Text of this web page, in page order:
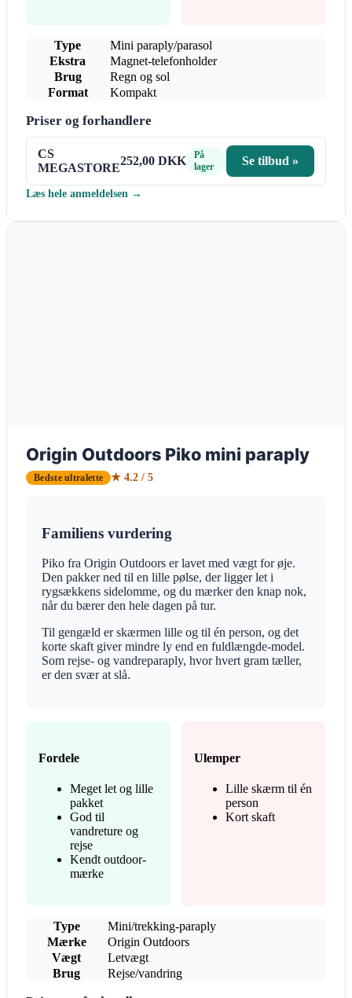
Type
Mini paraply/parasol
Ekstra
Magnet-telefonholder
Brug
Regn og sol
Format
Kompakt
Priser og forhandlere
CS
MEGASTORE
252,00 DKK
På
lager
Se tilbud »
Læs hele anmeldelsen →
Origin Outdoors Piko mini paraply
Bedste ultralette ★ 4.2 / 5
Familiens vurdering
Piko fra Origin Outdoors er lavet med vægt for øje.
Den pakker ned til en lille pølse, der ligger let i
rygsækkens sidelomme, og du mærker den knap nok,
når du bærer den hele dagen på tur.
Til gengæld er skærmen lille og til én person, og det
korte skaft giver mindre ly end en fuldlængde-model.
Som rejse- og vandreparaply, hvor hvert gram tæller,
er den svær at slå.
Fordele
Meget let og lille
pakket
God til
vandreture og
rejse
Kendt outdoor-
mærke
Ulemper
Lille skærm til én
person
Kort skaft
Type
Mini/trekking-paraply
Mærke
Origin Outdoors
Vægt
Letvægt
Brug
Rejse/vandring